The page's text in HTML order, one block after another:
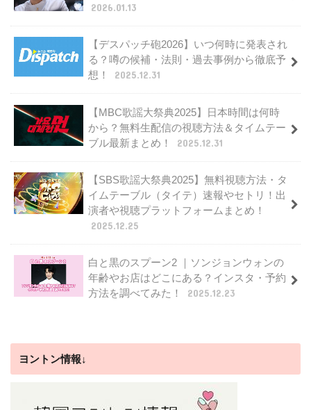
2026.01.13
【デスパッチ砲2026】いつ何時に発表され
る？噂の候補・法則・過去事例から徹底予
想！
2025.12.31
【MBC歌謡大祭典2025】日本時間は何時
から？無料生配信の視聴方法＆タイムテー
ブル最新まとめ！
2025.12.31
【SBS歌謡大祭典2025】無料視聴方法・タ
イムテーブル（タイテ）速報やセトリ！出
演者や視聴プラットフォームまとめ！
2025.12.25
白と黒のスプーン2 ｜ソンジョンウォンの
年齢やお店はどこにある？インスタ・予約
方法を調べてみた！
2025.12.23
ヨントン情報↓